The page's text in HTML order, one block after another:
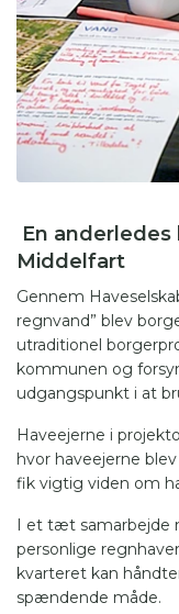
En
Middelfart
Gennem
regnvand” blev
utraditionel
kommunen og
udgangspunkt i at
Haveejerne i
hvor haveejerne
fik vigtig viden om
I et tæt samarbejde
personlige
kvarteret kan
spændende måde.